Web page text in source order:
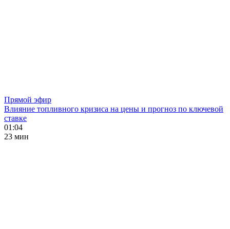
Прямой эфир
Влияние топливного кризиса на цены и прогноз по ключевой
ставке
01:04
23 мин